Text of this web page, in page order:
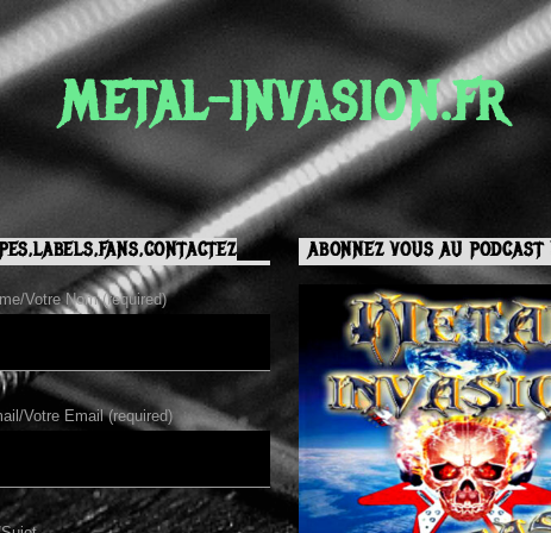
METAL-INVASION.FR
Votre Nom (required)
Votre Email (required)
ABONNEZ VOUS AU PODCAST